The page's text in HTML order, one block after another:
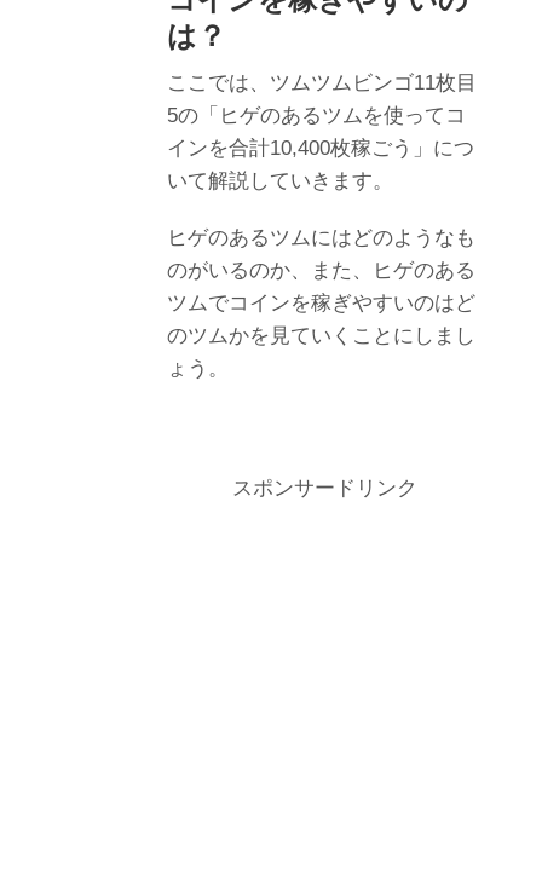
は？
ここでは、ツムツムビンゴ11枚目
5の「ヒゲのあるツムを使ってコ
インを合計10,400枚稼ごう」につ
いて解説していきます。
ヒゲのあるツムにはどのようなも
のがいるのか、また、ヒゲのある
ツムでコインを稼ぎやすいのはど
のツムかを見ていくことにしまし
ょう。
スポンサードリンク